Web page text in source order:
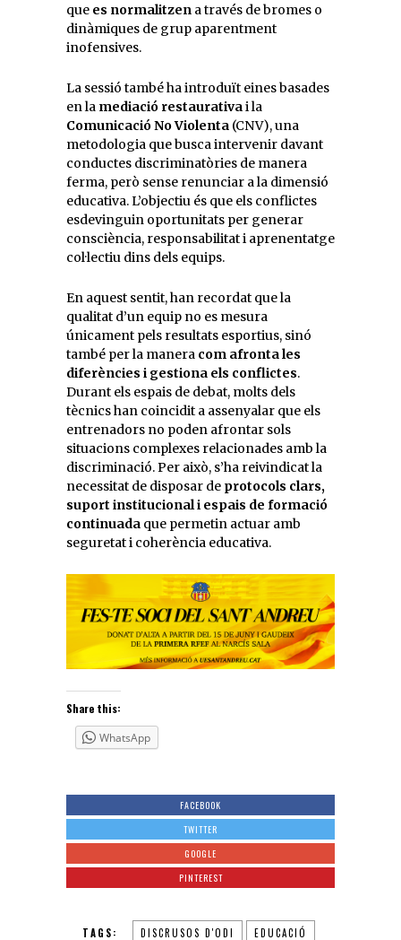
que es normalitzen a través de bromes o
dinàmiques de grup aparentment
inofensives.
La sessió també ha introduït eines basades
en la mediació restaurativai la
Comunicació No Violenta (CNV), una
metodologia que busca intervenir davant
conductes discriminatòries de manera
ferma, però sense renunciar a la dimensió
educativa. L’objectiu és que els conflictes
esdevinguin oportunitats per generar
consciència, responsabilitat i aprenentatge
col·lectiu dins dels equips.
En aquest sentit, han recordat que la
qualitat d’un equip no es mesura
únicament pels resultats esportius, sinó
també per la manera com afronta les
diferències i gestiona els conflictes.
Durant els espais de debat, molts dels
tècnics han coincidit a assenyalar que els
entrenadors no poden afrontar sols
situacions complexes relacionades amb la
discriminació. Per això, s’ha reivindicat la
necessitat de disposar de protocols clars,
suport institucional i espais de formació
continuada que permetin actuar amb
seguretat i coherència educativa.
Share this:
WhatsApp
FACEBOOK
TWITTER
GOOGLE
PINTEREST
TAGS: DISCRUSOS D'ODI EDUCACIÓ